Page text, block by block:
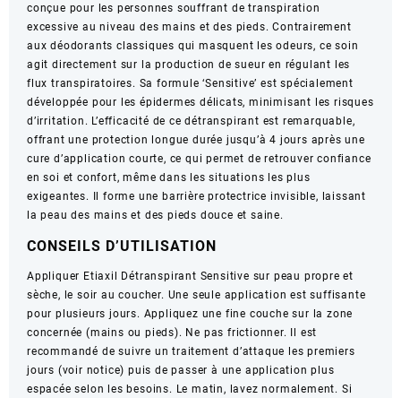
Régulation
de
la
transpiration
conçue pour les personnes souffrant de transpiration
excessive au niveau des mains et des pieds. Contrairement
aux déodorants classiques qui masquent les odeurs, ce soin
agit directement sur la production de sueur en régulant les
flux transpiratoires. Sa formule ‘Sensitive’ est spécialement
développée pour les épidermes délicats, minimisant les risques
d’irritation. L’efficacité de ce détranspirant est remarquable,
offrant une protection longue durée jusqu’à 4 jours après une
cure d’application courte, ce qui permet de retrouver confiance
en soi et confort, même dans les situations les plus
exigeantes. Il forme une barrière protectrice invisible, laissant
la peau des mains et des pieds douce et saine.
CONSEILS D’UTILISATION
Appliquer Etiaxil Détranspirant Sensitive sur peau propre et
sèche, le soir au coucher. Une seule application est suffisante
pour plusieurs jours. Appliquez une fine couche sur la zone
concernée (mains ou pieds). Ne pas frictionner. Il est
recommandé de suivre un traitement d’attaque les premiers
jours (voir notice) puis de passer à une application plus
espacée selon les besoins. Le matin, lavez normalement. Si